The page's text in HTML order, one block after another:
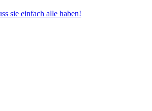
sie einfach alle haben!